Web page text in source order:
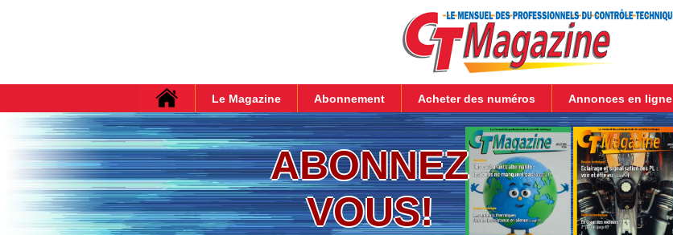
Le Magazine Abonnement Acheter des numéros Annonces en ligne
ABONNEZ
VOUS!